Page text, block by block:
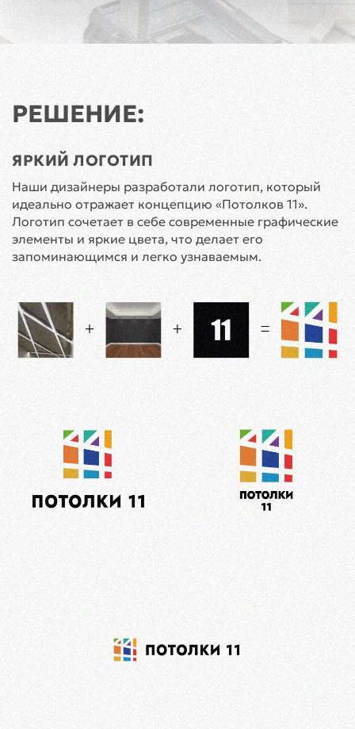
РЕШЕНИЕ:
ЯРКИЙ ЛОГОТИП
Наши дизайнеры разработали логотип, который
идеально отражает концепцию «Потолков 11».
Логотип сочетает в себе современные графические
элементы и яркие цвета, что делает его
запоминающимся и легко узнаваемым.